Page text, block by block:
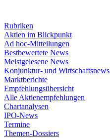
Rubriken
Aktien im Blickpunkt
Ad hoc-Mitteilungen
Bestbewertete News
Meistgelesene News
Konjunktur- und Wirtschaftsnews
Marktberichte
Empfehlungsübersicht
Alle Aktienempfehlungen
Chartanalysen
IPO-News
Termine
Themen-Dossiers